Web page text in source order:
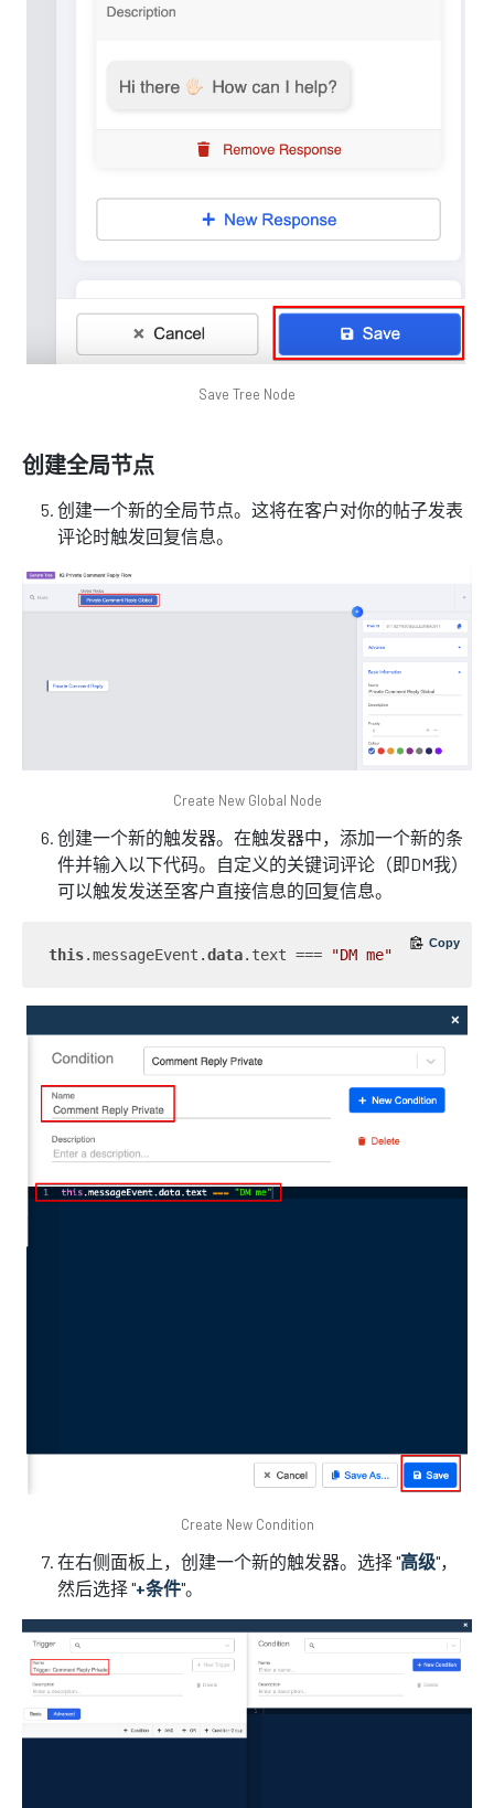
Save Tree Node
创建全局节点
创建一个新的全局节点。这将在客户对你的帖子发表
评论时触发回复信息。
Create New Global Node
创建一个新的触发器。在触发器中，添加一个新的条
件并输入以下代码。自定义的关键词评论（即DM我）
可以触发发送至客户直接信息的回复信息。
this.messageEvent.data.text === "DM me"
Copy
Create New Condition
在右侧面板上，创建一个新的触发器。选择 "高级"，
然后选择 "+条件"。